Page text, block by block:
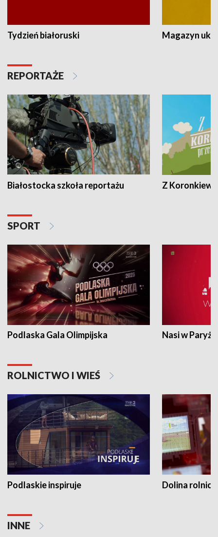
Tydzień białoruski Magazyn
REPORTAŻE
Białostocka szkoła reportażu Z
SPORT
Podlaska Gala Olimpijska Nasi w Paryżu
ROLNICTWO I WIEŚ
Podlaskie inspiruje Dolina
INNE